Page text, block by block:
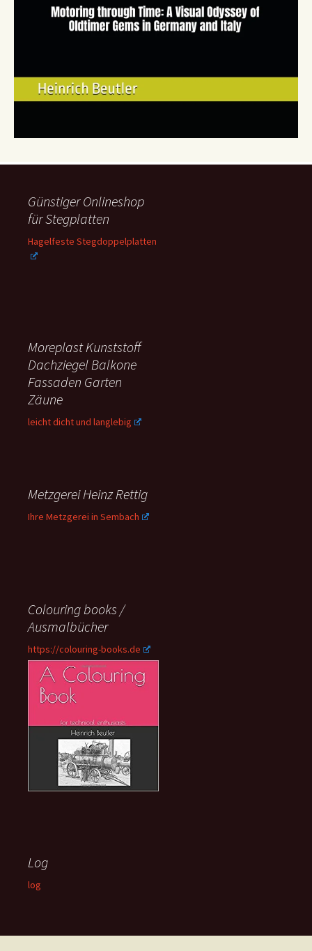
Günstiger Onlineshop
für Stegplatten
Hagelfeste Stegdoppelplatten
Moreplast Kunststoff
Dachziegel Balkone
Fassaden Garten
Zäune
leicht dicht und langlebig
Metzgerei Heinz Rettig
Ihre Metzgerei in Sembach
Colouring books /
Ausmalbücher
https://colouring-books.de
Log
log